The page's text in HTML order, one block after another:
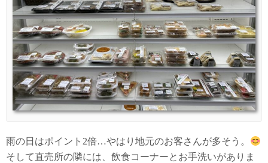
雨の日はポイント2倍…やはり地元のお客さんが多そう。
そして直売所の隣には、飲食コーナーとお手洗いがありま